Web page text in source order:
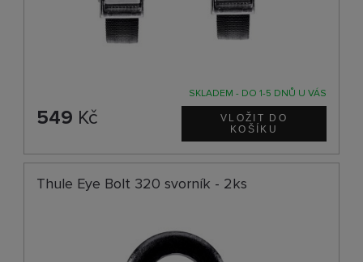
SKLADEM - DO 1-5 DNŮ U VÁS
549 Kč
Thule Eye Bolt 320 svorník - 2ks